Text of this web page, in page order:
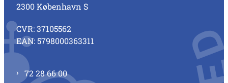
2300 København S
CVR: 37105562
EAN: 5798000363311
72 28 66 00